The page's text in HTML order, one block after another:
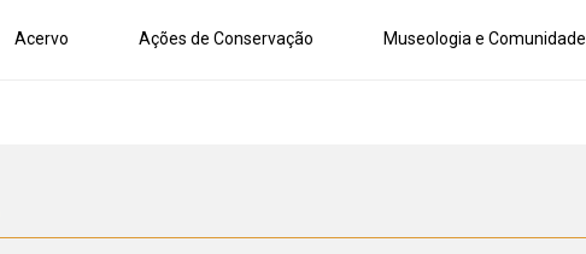
Acervo Ações de Conservação Museologia e Comunidade